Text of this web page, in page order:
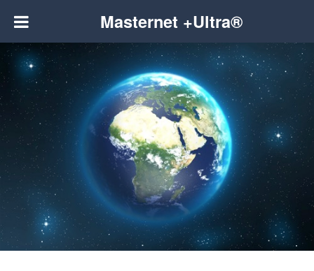
Masternet +Ultra®